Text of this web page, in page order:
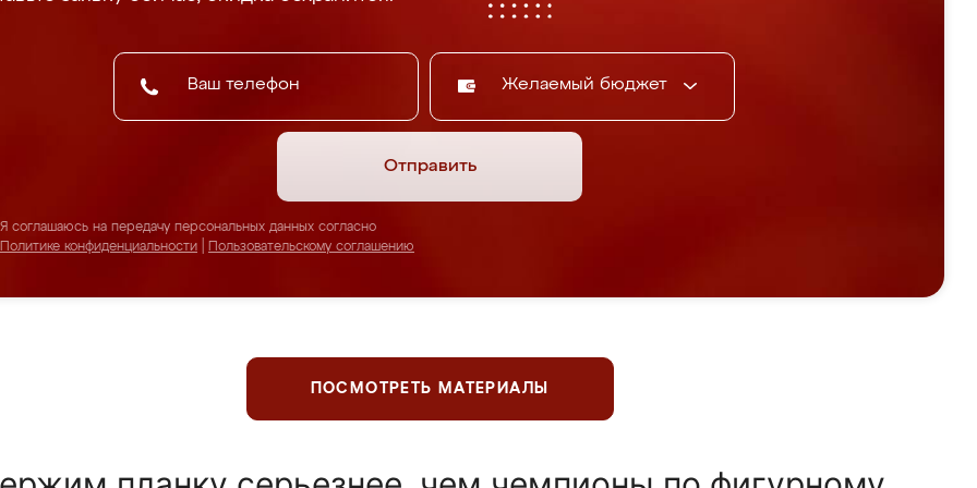
Желаемый бюджет
Отправить
Я соглашаюсь на передачу персональных данных согласно
Политике конфиденциальности
Пользовательскому соглашению
ПОСМОТРЕТЬ МАТЕРИАЛЫ